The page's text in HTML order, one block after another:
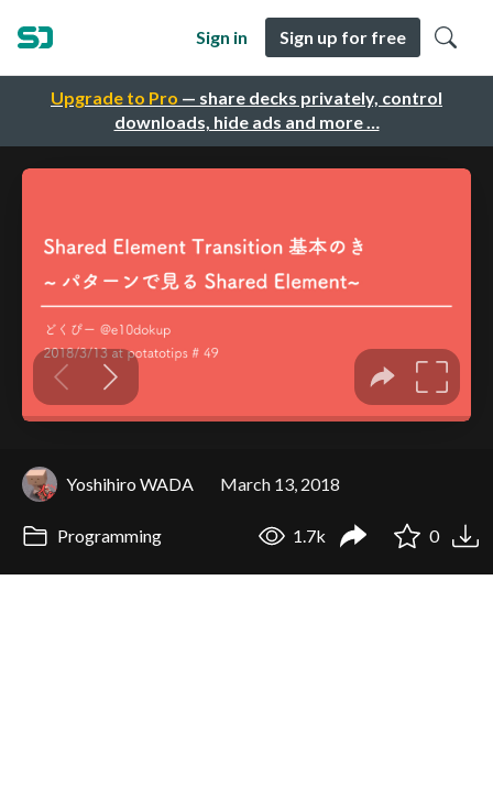
Upgrade to Pro — share decks privately, control
downloads, hide ads and more …
Sign in Sign up for free
Yoshihiro WADA March 13, 2018
Programming 1.7k 0